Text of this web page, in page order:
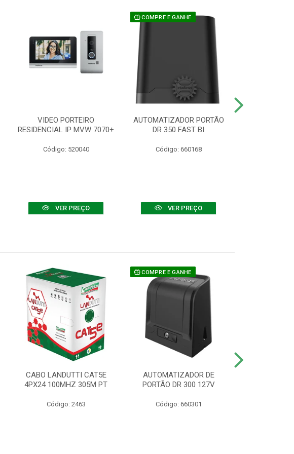
VIDEO PORTEIRO
RESIDENCIAL IP MVW 7070+
Código: 520040
VER PREÇO
COMPRE E GANHE
AUTOMATIZADOR PORTÃO
DR 350 FAST BI
Código: 660168
VER PREÇO
CABO LANDUTTI CAT5E
4PX24 100MHZ 305M PT
Código: 2463
COMPRE E GANHE
AUTOMATIZADOR DE
PORTÃO DR 300 127V
Código: 660301